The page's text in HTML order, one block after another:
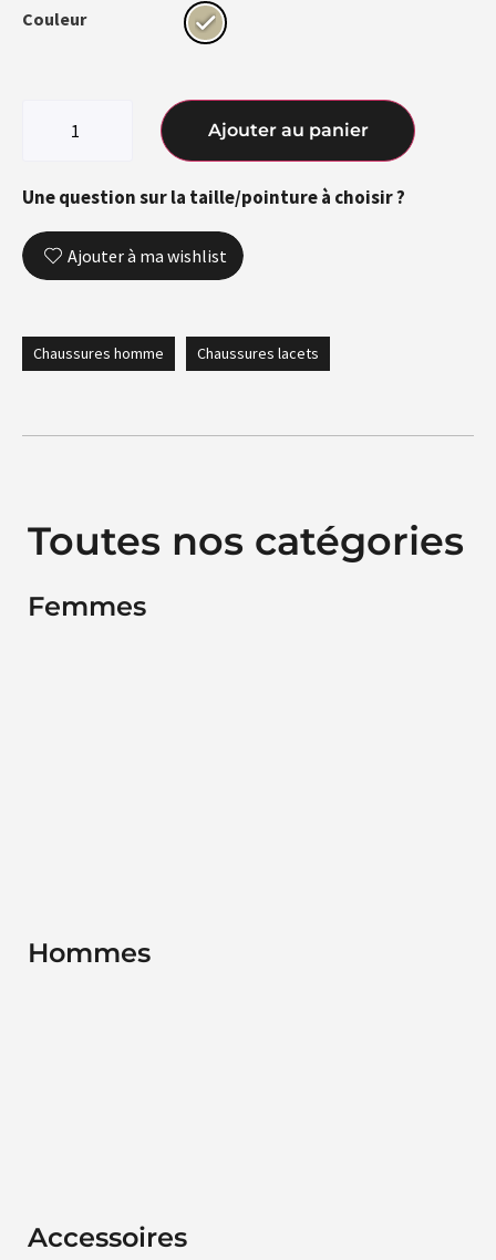
Couleur
Ajouter au panier
Une question sur la taille/pointure à choisir ?
Ajouter à ma wishlist
Chaussures homme Chaussures lacets
Toutes nos catégories
Femmes
Hommes
Accessoires